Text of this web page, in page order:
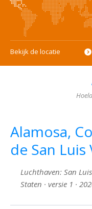
Bekijk de locatie
Alamosa,
de San Luis
Luchthaven: San
Staten · versie 1 ·